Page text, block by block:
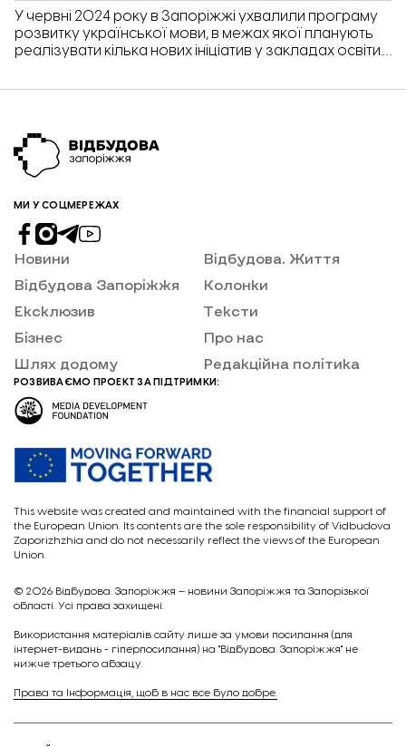
У червні 2024 року в Запоріжжі ухвалили програму
розвитку української мови, в межах якої планують
реалізувати кілька нових ініціатив у закладах освіти.
освіти і науки ЗМР Андрій Хмельницький на публічній
МИ У СОЦМЕРЕЖАХ
Новини
Відбудова Запоріжжя
Ексклюзив
Бізнес
Шлях додому
Відбудова. Життя
Колонки
Тексти
Про нас
Редакційна політика
РОЗВИВАЄМО ПРОЕКТ ЗА ПІДТРИМКИ:
This website was created and maintained with the financial support of
the European Union. Its contents are the sole responsibility of Vidbudova
Zaporizhzhia and do not necessarily reflect the views of the European
Union.
© 2026 Відбудова. Запоріжжя – новини Запоріжжя та Запорізької
області. Усі права захищені.
Викориcтання матеріалів сайту лише за умови посилання (для
інтернет-видань - гіперпосилання) на "Відбудова. Запоріжжя" не
нижче третього абзацу.
Права та Інформація, щоб в нас все було добре.